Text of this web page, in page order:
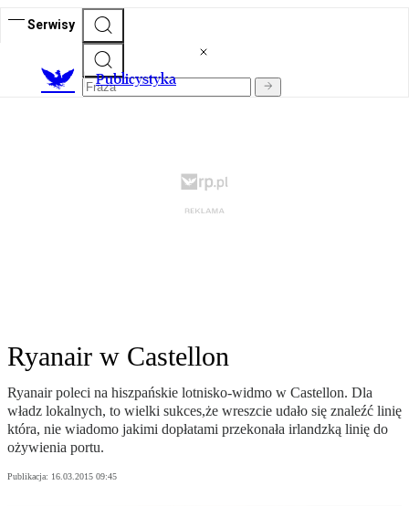
Serwisy
Publicystyka
Ryanair w Castellon
Ryanair poleci na hiszpańskie lotnisko-widmo w Castellon. Dla
władz lokalnych, to wielki sukces,że wreszcie udało się znaleźć linię
która, nie wiadomo jakimi dopłatami przekonała irlandzką linię do
ożywienia portu.
Publikacja: 16.03.2015 09:45